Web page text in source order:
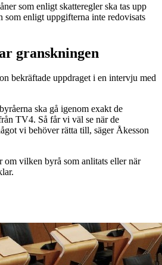
som enligt skatteregler ska tas upp
som enligt uppgifterna inte redovisats
granskningen
bekräftade uppdraget i en intervju med
ska gå igenom exakt de
TV4. Så får vi väl se när de
vi behöver rätta till, säger Åkesson
om vilken byrå som anlitats eller när